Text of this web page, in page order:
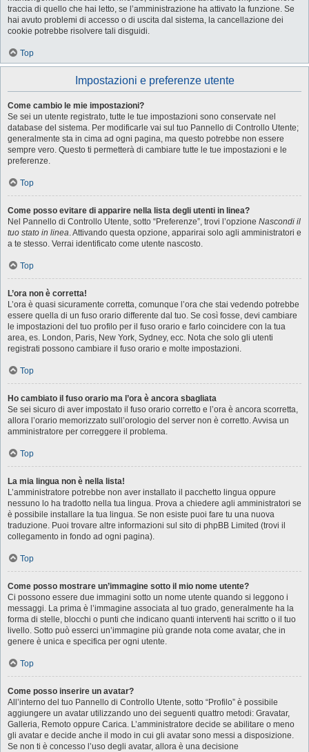
traccia di quello che hai letto, se l’amministrazione ha attivato la funzione. Se
hai avuto problemi di accesso o di uscita dal sistema, la cancellazione dei
cookie potrebbe risolvere tali disguidi.
Top
Impostazioni e preferenze utente
Come cambio le mie impostazioni?
Se sei un utente registrato, tutte le tue impostazioni sono conservate nel
database del sistema. Per modificarle vai sul tuo Pannello di Controllo Utente;
generalmente sta in cima ad ogni pagina, ma questo potrebbe non essere
sempre vero. Questo ti permetterà di cambiare tutte le tue impostazioni e le
preferenze.
Top
Come posso evitare di apparire nella lista degli utenti in linea?
Nel Pannello di Controllo Utente, sotto “Preferenze”, trovi l’opzione Nascondi il
tuo stato in linea. Attivando questa opzione, apparirai solo agli amministratori e
a te stesso. Verrai identificato come utente nascosto.
Top
L’ora non è corretta!
L’ora è quasi sicuramente corretta, comunque l’ora che stai vedendo potrebbe
essere quella di un fuso orario differente dal tuo. Se così fosse, devi cambiare
le impostazioni del tuo profilo per il fuso orario e farlo coincidere con la tua
area, es. London, Paris, New York, Sydney, ecc. Nota che solo gli utenti
registrati possono cambiare il fuso orario e molte impostazioni.
Top
Ho cambiato il fuso orario ma l’ora è ancora sbagliata
Se sei sicuro di aver impostato il fuso orario corretto e l’ora è ancora scorretta,
allora l’orario memorizzato sull’orologio del server non è corretto. Avvisa un
amministratore per correggere il problema.
Top
La mia lingua non è nella lista!
L’amministratore potrebbe non aver installato il pacchetto lingua oppure
nessuno lo ha tradotto nella tua lingua. Prova a chiedere agli amministratori se
è possibile installare la tua lingua. Se non esiste puoi fare tu una nuova
traduzione. Puoi trovare altre informazioni sul sito di phpBB Limited (trovi il
collegamento in fondo ad ogni pagina).
Top
Come posso mostrare un’immagine sotto il mio nome utente?
Ci possono essere due immagini sotto un nome utente quando si leggono i
messaggi. La prima è l’immagine associata al tuo grado, generalmente ha la
forma di stelle, blocchi o punti che indicano quanti interventi hai scritto o il tuo
livello. Sotto può esserci un’immagine più grande nota come avatar, che in
genere è unica e specifica per ogni utente.
Top
Come posso inserire un avatar?
All’interno del tuo Pannello di Controllo Utente, sotto “Profilo” è possibile
aggiungere un avatar utilizzando uno dei seguenti quattro metodi: Gravatar,
Galleria, Remoto oppure Carica. L’amministratore decide se abilitare o meno
gli avatar e decide anche il modo in cui gli avatar sono messi a disposizione.
Se non ti è concesso l’uso degli avatar, allora è una decisione